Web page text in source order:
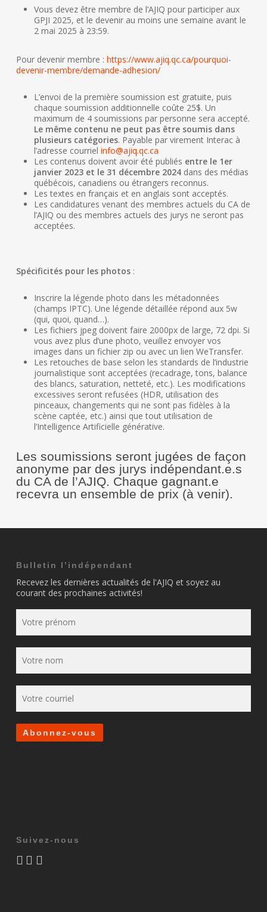
Vous devez être membre de l’AJIQ pour participer aux
GPJI 2025, et le devenir au moins une semaine avant le
2 mai 2025 à 23:59.
Pour devenir membre : https://www.ajiq.qc.ca/pourquoi-
devenir-membre/demande-adhesion/
L’envoi de la première soumission est gratuite, puis
chaque soumission additionnelle coûte 25$. Un
maximum de 4 soumissions par personne sera accepté.
Le même contenu ne peut pas être soumis dans
plusieurs catégories. Payable par virement Interac à
l’adresse courriel info@ajiq.qc.ca
Les contenus doivent avoir été publiés entre le 1er
janvier 2023 et le 31 décembre 2024 dans des médias
québécois, canadiens ou étrangers reconnus.
Les textes en français et en anglais sont acceptés.
Les candidatures venant des membres actuels du CA de
l’AJIQ ou des membres actuels des jurys ne seront pas
acceptées.
Spécificités pour les photos:
Inscrire la légende photo dans les métadonnées
(champs IPTC). Une légende détaillée répond aux 5w
(qui, quoi, quand…).
Les fichiers jpeg doivent faire 2000px de large, 72 dpi. Si
vous avez plus d’une photo, veuillez envoyer vos
images dans un fichier zip ou avec un lien WeTransfer.
Les retouches de base selon les standards de l’industrie
journalistique sont acceptées (recadrage, tons, balance
des blancs, saturation, netteté, etc.). Les modifications
excessives seront refusées (HDR, utilisation des
pinceaux, changements qui ne sont pas fidèles à la
scène captée, etc.) ainsi que tout utilisation de
l’Intelligence Artificielle générative.
Les soumissions seront jugées de façon
anonyme par des jurys indépendant.e.s
du CA de l’AJIQ. Chaque gagnant.e
recevra un ensemble de prix (à venir).
Bulletin l’indépendant
Recevez les dernières actualités de l'AJIQ et soyez au
courant des prochaines activités!
Suivez-nous